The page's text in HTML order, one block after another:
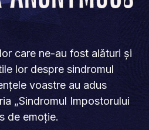
care ne-au fost alături și
lor despre sindromul
voastre au adus
„Sindromul Impostorului
de emoție.